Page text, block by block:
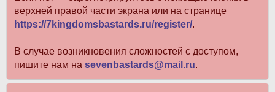
верхней правой части экрана или на странице
https://7kingdomsbastards.ru/register/.
В случае возникновения сложностей с доступом,
пишите нам на sevenbastards@mail.ru.